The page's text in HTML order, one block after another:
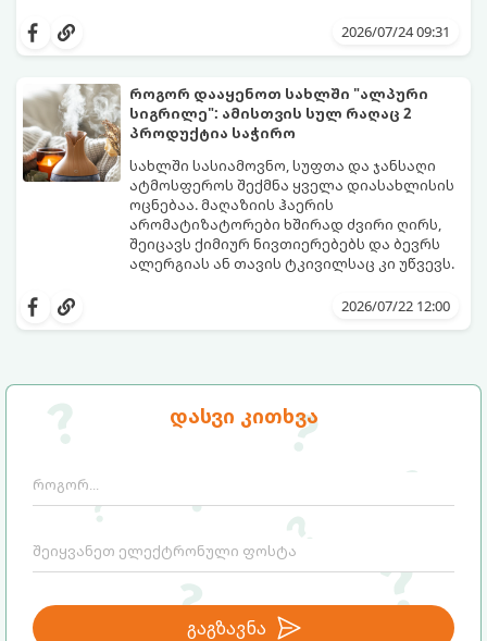
დასვი კითხვა
გაგზავნა
ეფექტური, ბიუჯეტური და აპრობირებული
ლაქების ამოყვანასა და პირვანდელი
სიახლის დაბრუნებას.
2026/07/24 09:31
როგორ დააყენოთ სახლში "ალპური
სიგრილე": ამისთვის სულ რაღაც 2
პროდუქტია საჭირო
სახლში სასიამოვნო, სუფთა და ჯანსაღი
ატმოსფეროს შექმნა ყველა დიასახლისის
ოცნებაა. მაღაზიის ჰაერის
არომატიზატორები ხშირად ძვირი ღირს,
შეიცავს ქიმიურ ნივთიერებებს და ბევრს
ალერგიას ან თავის ტკივილსაც კი უწვევს.
სიგრილისა“ და სიახლის ეფექტის მიღწევა
ინგრედიენტი დაგჭირდებათ, რომლებიც
2026/07/22 12:00